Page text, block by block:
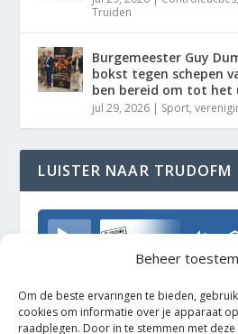
Beheer
Om de beste ervaringen te bieden,
cookies om informatie over je apparaat
raadplegen. Door in te stemmen met
Truiden
Burgemeester Guy
bokst tegen schepen
ben bereid om tot het
jul 29, 2026 | Sport,
LUISTER NAAR TRUDOFM
TrudoFM